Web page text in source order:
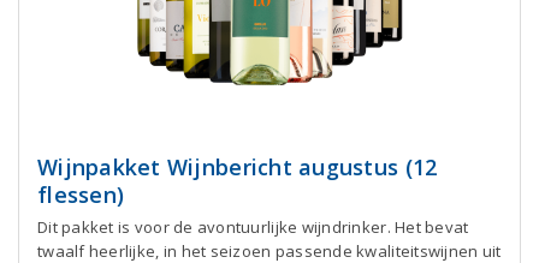
Wijnpakket Wijnbericht augustus (12
flessen)
Dit pakket is voor de avontuurlijke wijndrinker. Het bevat
twaalf heerlijke, in het seizoen passende kwaliteitswijnen uit